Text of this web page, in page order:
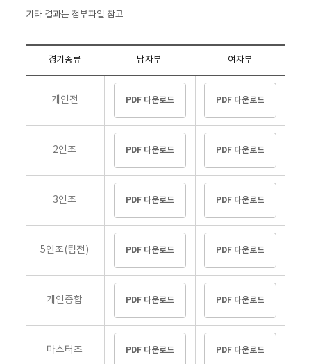
기타 결과는 첨부파일 참고
경기종류 남자부 여자부
개인전 PDF 다운로드 PDF 다운로드
2인조 PDF 다운로드 PDF 다운로드
3인조 PDF 다운로드 PDF 다운로드
5인조(팀전) PDF 다운로드 PDF 다운로드
개인종합 PDF 다운로드 PDF 다운로드
마스터즈 PDF 다운로드 PDF 다운로드